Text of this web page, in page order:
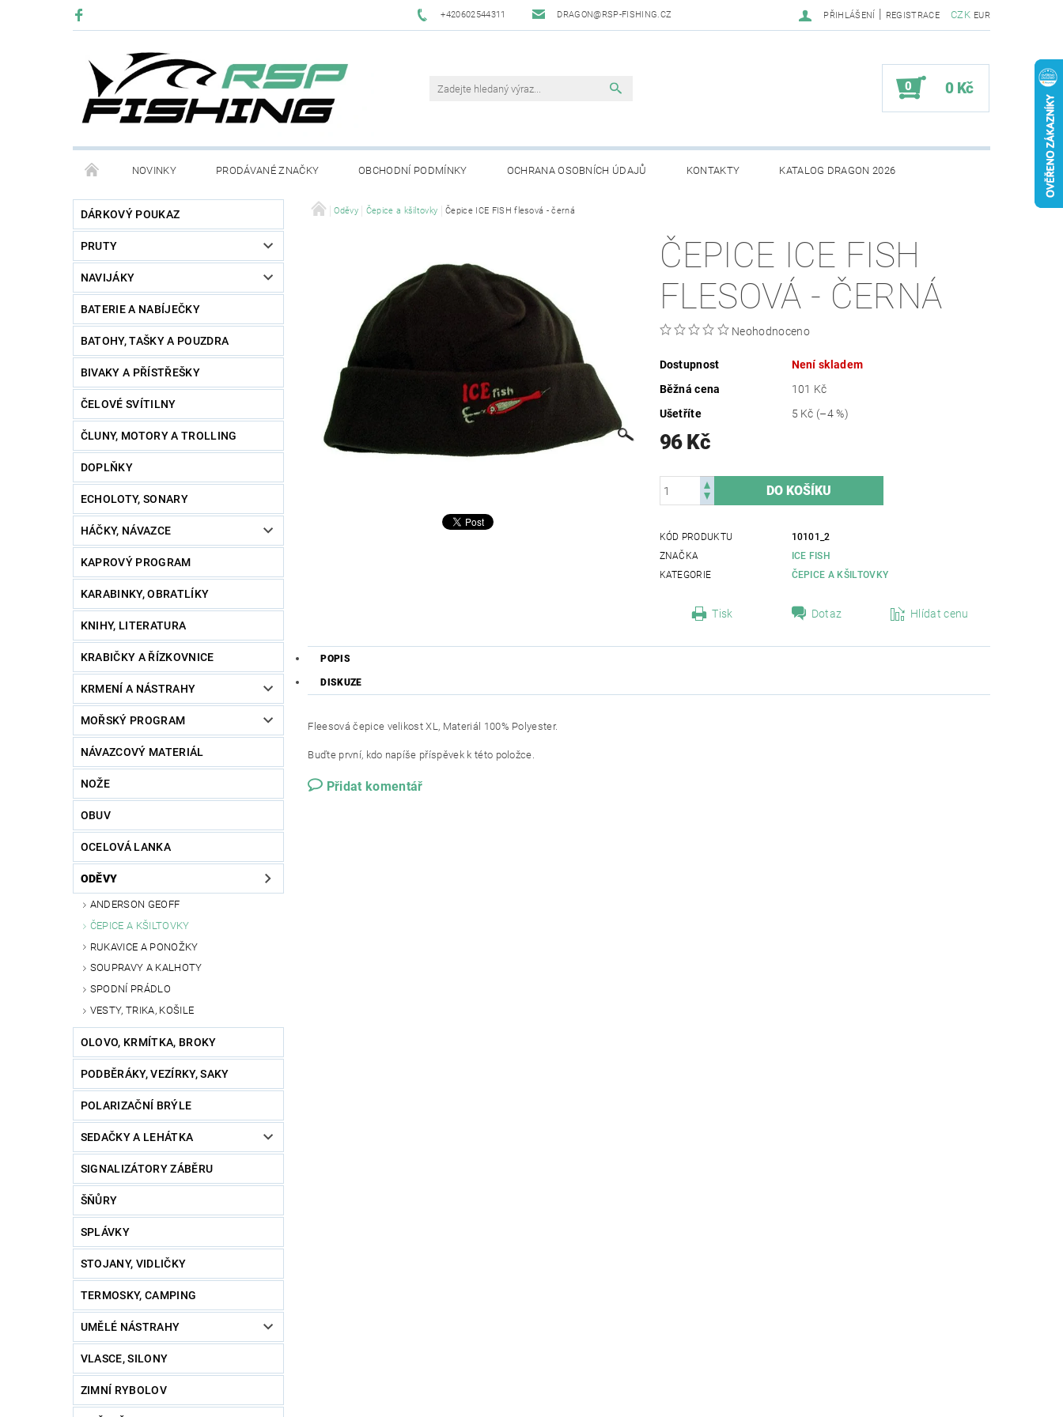
+420602544311 DRAGON@RSP-FISHING.CZ CZK EUR
PŘIHLÁŠENÍ | REGISTRACE
0 0 Kč
NOVINKY PRODÁVANÉ ZNAČKY OBCHODNÍ PODMÍNKY OCHRANA OSOBNÍCH ÚDAJŮ KONTAKTY KATALOG DRAGON 2026
DÁRKOVÝ POUKAZ
PRUTY
NAVIJÁKY
BATERIE A NABÍJEČKY
BATOHY, TAŠKY A POUZDRA
BIVAKY A PŘÍSTŘEŠKY
ČELOVÉ SVÍTILNY
ČLUNY, MOTORY A TROLLING
DOPLŇKY
ECHOLOTY, SONARY
HÁČKY, NÁVAZCE
KAPROVÝ PROGRAM
KARABINKY, OBRATLÍKY
KNIHY, LITERATURA
KRABIČKY A ŘÍZKOVNICE
KRMENÍ A NÁSTRAHY
MOŘSKÝ PROGRAM
NÁVAZCOVÝ MATERIÁL
NOŽE
OBUV
OCELOVÁ LANKA
ODĚVY
ANDERSON GEOFF
ČEPICE A KŠILTOVKY
RUKAVICE A PONOŽKY
SOUPRAVY A KALHOTY
SPODNÍ PRÁDLO
VESTY, TRIKA, KOŠILE
OLOVO, KRMÍTKA, BROKY
PODBĚRÁKY, VEZÍRKY, SAKY
POLARIZAČNÍ BRÝLE
SEDAČKY A LEHÁTKA
SIGNALIZÁTORY ZÁBĚRU
ŠŇŮRY
SPLÁVKY
STOJANY, VIDLIČKY
TERMOSKY, CAMPING
UMĚLÉ NÁSTRAHY
VLASCE, SILONY
ZIMNÍ RYBOLOV
Oděvy Čepice a kšiltovky Čepice ICE FISH flesová - černá
ČEPICE ICE FISH
FLESOVÁ - ČERNÁ
Neohodnoceno
Dostupnost
Není skladem
Běžná cena
101 Kč
Ušetříte
5 Kč (–4 %)
96 Kč
KÓD PRODUKTU
10101_2
ZNAČKA
ICE FISH
KATEGORIE
ČEPICE A KŠILTOVKY
Tisk Dotaz Hlídat cenu
POPIS
DISKUZE
Fleesová čepice velikost XL, Materiál 100% Polyester.
Buďte první, kdo napíše příspěvek k této položce.
Přidat komentář